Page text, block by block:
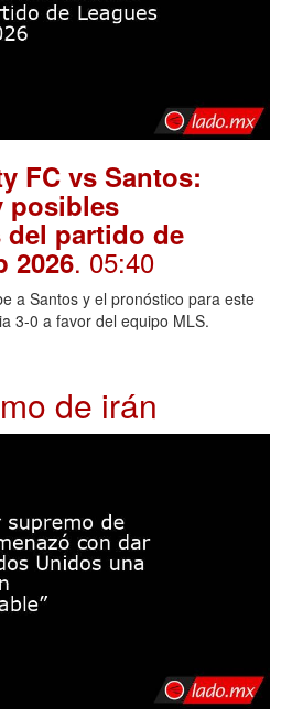
FC vs Santos:
posibles
partido de
2026. 05:40
a Santos y el pronóstico para este
3-0 a favor del equipo MLS.
de irán